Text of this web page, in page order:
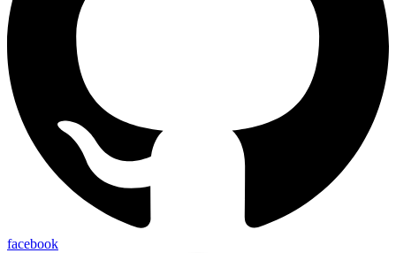
facebook